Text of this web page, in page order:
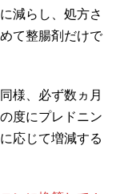
減らし、処方さ
て整腸剤だけで
様、必ず数ヵ月
度にプレドニン
応じて増減する